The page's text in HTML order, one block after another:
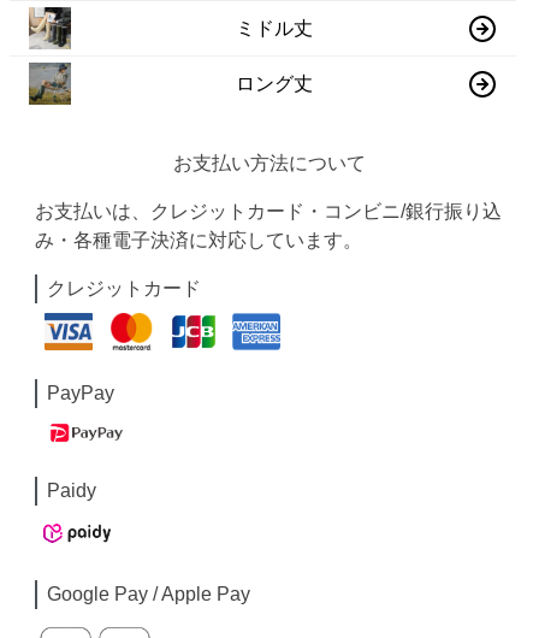
ミドル丈
ロング丈
お支払い方法について
お支払いは、クレジットカード・コンビニ/銀行振り込
み・各種電子決済に対応しています。
クレジットカード
PayPay
Paidy
Google Pay / Apple Pay